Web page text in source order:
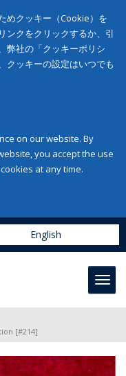
めクッキー（Cookie）を
ンクをクリックするか、引
弊社の「クッキーポリシ
クッキーの設定はいつでも
on our website. By
you accept the use
at any time.
English
[#214]